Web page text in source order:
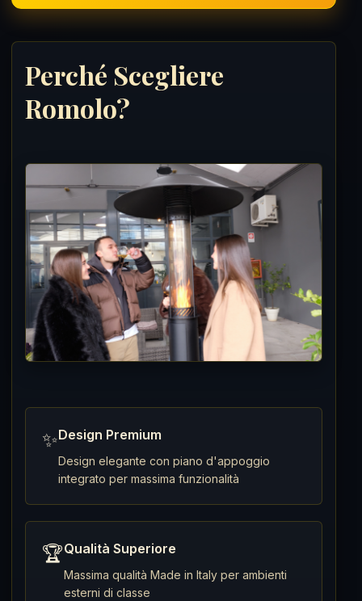
Perché Scegliere
Romolo?
✨Design Premium
Design elegante con piano d'appoggio
integrato per massima funzionalità
🏆Qualità Superiore
Massima qualità Made in Italy per ambienti
esterni di classe